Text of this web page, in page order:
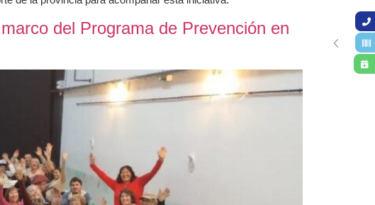
del Programa de Prevención en